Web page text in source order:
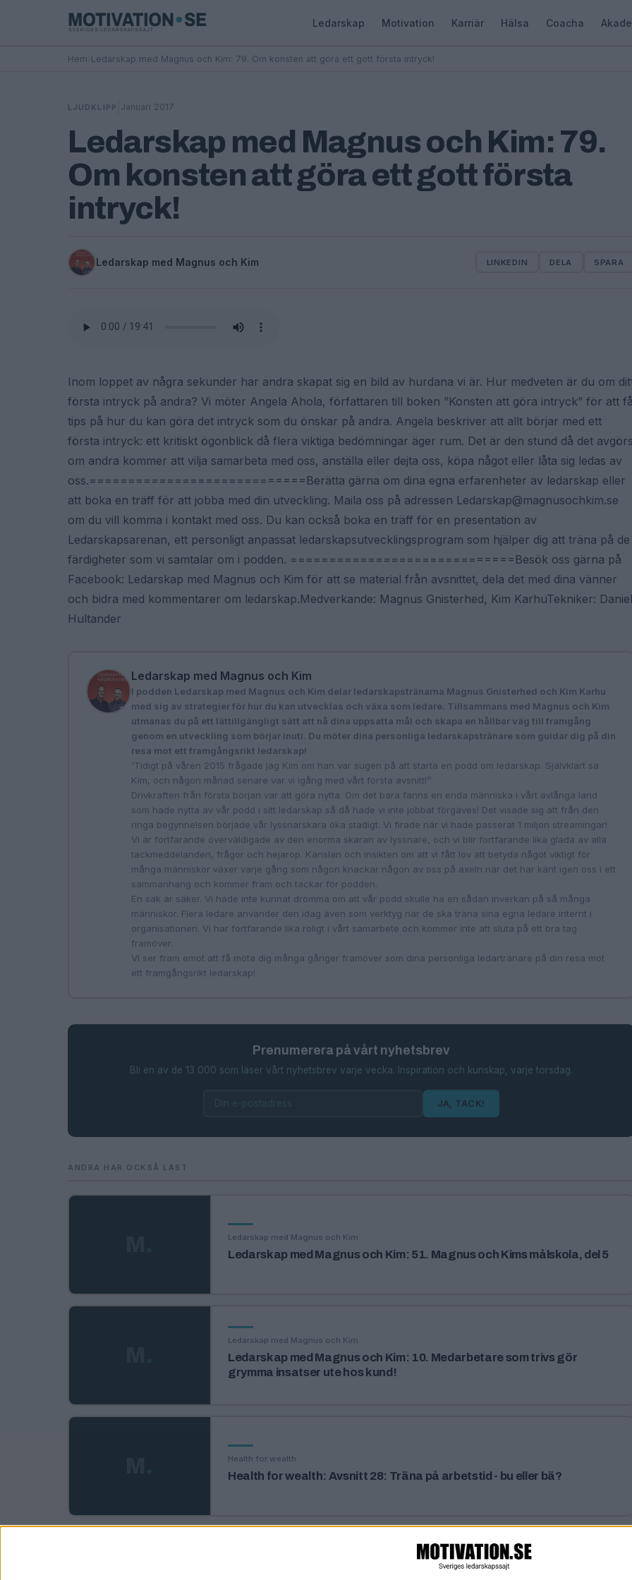
Ledarskap Motivation Karriär Hälsa Coacha
Hem Ledarskap med Magnus och Kim: 79. Om konsten att göra ett gott första intryck!
LJUDKLIPP Januari 2017
Ledarskap med Magnus och Kim: 79.
Om konsten att göra ett gott första
intryck!
Ledarskap med Magnus och Kim LINKEDIN DELA SPARA
Inom loppet av några sekunder har andra skapat sig en bild av hurdana vi är. Hur medveten är du om
första intryck på andra? Vi möter Angela Ahola, författaren till boken ”Konsten att göra intryck” för att få
tips på hur du kan göra det intryck som du önskar på andra. Angela beskriver att allt börjar med ett
första intryck: ett kritiskt ögonblick då flera viktiga bedömningar äger rum. Det är den stund då det avgörs
om andra kommer att vilja samarbeta med oss, anställa eller dejta oss, köpa något eller låta sig ledas av
oss.============================Berätta gärna om dina egna erfarenheter av ledarskap eller
att boka en träff för att jobba med din utveckling. Maila oss på adressen Ledarskap@magnusochkim.se
om du vill komma i kontakt med oss. Du kan också boka en träff för en presentation av
Ledarskapsarenan, ett personligt anpassat ledarskapsutvecklingsprogram som hjälper dig att träna på de
färdigheter som vi samtalar om i podden. =============================Besök oss gärna på
Facebook: Ledarskap med Magnus och Kim för att se material från avsnittet, dela det med dina vänner
och bidra med kommentarer om ledarskap.Medverkande: Magnus Gnisterhed, Kim KarhuTekniker: Daniel
Hultander
Ledarskap med Magnus och Kim
I podden Ledarskap med Magnus och Kim delar ledarskapstränarna Magnus Gnisterhed och Kim Karhu
med sig av strategier för hur du kan utvecklas och växa som ledare. Tillsammans med Magnus och Kim
utmanas du på ett lättillgängligt sätt att nå dina uppsatta mål och skapa en hållbar väg till framgång
genom en utveckling som börjar inuti. Du möter dina personliga ledarskapstränare som guidar dig på din
resa mot ett framgångsrikt ledarskap!
'Tidigt på våren 2015 frågade jag Kim om han var sugen på att starta en podd om ledarskap. Självklart sa
Kim, och någon månad senare var vi igång med vårt första avsnitt!’’
Drivkraften från första början var att göra nytta. Om det bara fanns en enda människa i vårt avlånga land
som hade nytta av vår podd i sitt ledarskap så då hade vi inte jobbat förgäves! Det visade sig att från den
ringa begynnelsen började vår lyssnarskara öka stadigt. Vi firade när vi hade passerat 1 miljon streamingar!
Vi är fortfarande överväldigade av den enorma skaran av lyssnare, och vi blir fortfarande lika glada av alla
tackmeddelanden, frågor och hejarop. Känslan och insikten om att vi fått lov att betyda något viktigt för
många människor växer varje gång som någon knackar någon av oss på axeln när det har känt igen oss i ett
sammanhang och kommer fram och tackar för podden.
En sak är säker. Vi hade inte kunnat drömma om att vår podd skulle ha en sådan inverkan på så många
människor. Flera ledare använder den idag även som verktyg när de ska träna sina egna ledare internt i
organisationen. Vi har fortfarande lika roligt i vårt samarbete och kommer inte att sluta på ett bra tag
framöver.
VI ser fram emot att få möta dig många gånger framöver som dina personliga ledartränare på din resa mot
ett framgångsrikt ledarskap!
Prenumerera på vårt nyhetsbrev
Bli en av de 13 000 som läser vårt nyhetsbrev varje vecka. Inspiration och kunskap, varje torsdag.
JA, TACK!
ANDRA HAR OCKSÅ LÄST
Ledarskap med Magnus och Kim
Ledarskap med Magnus och Kim: 51. Magnus och Kims målskola, del 5
Ledarskap med Magnus och Kim
Ledarskap med Magnus och Kim: 10. Medarbetare som trivs gör
grymma insatser ute hos kund!
Health for wealth
Health for wealth: Avsnitt 28: Träna på arbetstid - bu eller bä?